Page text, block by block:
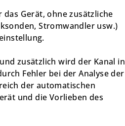
Gerät, ohne zusätzliche
Stromwandler usw.)
zusätzlich wird der Kanal in
Fehler bei der Analyse der
der automatischen
und die Vorlieben des